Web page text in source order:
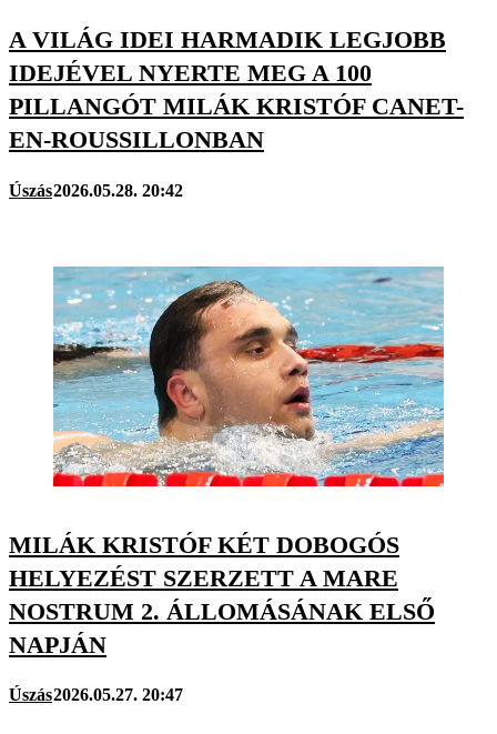
A VILÁG IDEI HARMADIK LEGJOBB
IDEJÉVEL NYERTE MEG A 100
PILLANGÓT MILÁK KRISTÓF CANET-
EN-ROUSSILLONBAN
Úszás2026.05.28. 20:42
MILÁK KRISTÓF KÉT DOBOGÓS
HELYEZÉST SZERZETT A MARE
NOSTRUM 2. ÁLLOMÁSÁNAK ELSŐ
NAPJÁN
Úszás2026.05.27. 20:47